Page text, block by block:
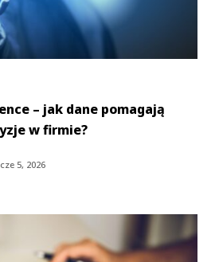
– jak dane pomagają
w firmie?
cze 5, 2026